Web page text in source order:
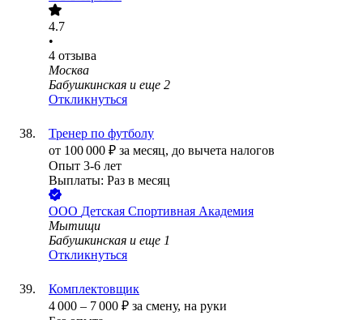
4.7
•
4 отзыва
Москва
Бабушкинская и еще 2
Откликнуться
Тренер по футболу
от 100 000 ₽ за месяц, до вычета налогов
Опыт 3-6 лет
Выплаты: Раз в месяц
ООО Детская Спортивная Академия
Мытищи
Бабушкинская и еще 1
Откликнуться
Комплектовщик
4 000 – 7 000 ₽ за смену, на руки